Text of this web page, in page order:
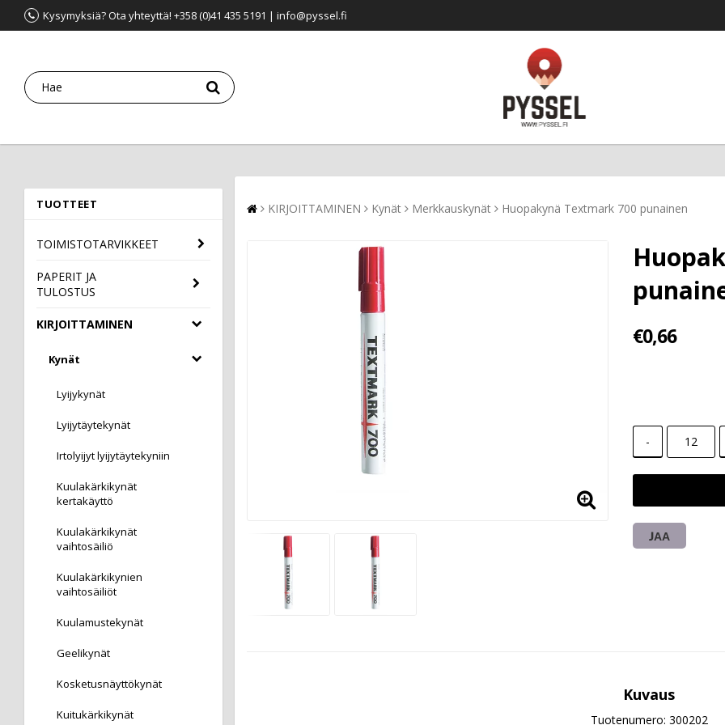
Kysymyksiä? Ota yhteyttä! +358 (0)41 435 5191 | info@pyssel.fi
TUOTTEET
TOIMISTOTARVIKKEET
PAPERIT JA
TULOSTUS
KIRJOITTAMINEN
Kynät
Lyijykynät
Lyijytäytekynät
Irtolyijyt lyijytäytekyniin
Kuulakärkikynät
kertakäyttö
Kuulakärkikynät
vaihtosäiliö
Kuulakärkikynien
vaihtosäiliöt
Kuulamustekynät
Geelikynät
Kosketusnäyttökynät
Kuitukärkikynät
KIRJOITTAMINEN Kynät Merkkauskynät Huopakynä Textmark 700 punainen
€0,66
-
JAA
Kuvaus
Tuotenumero: 300202